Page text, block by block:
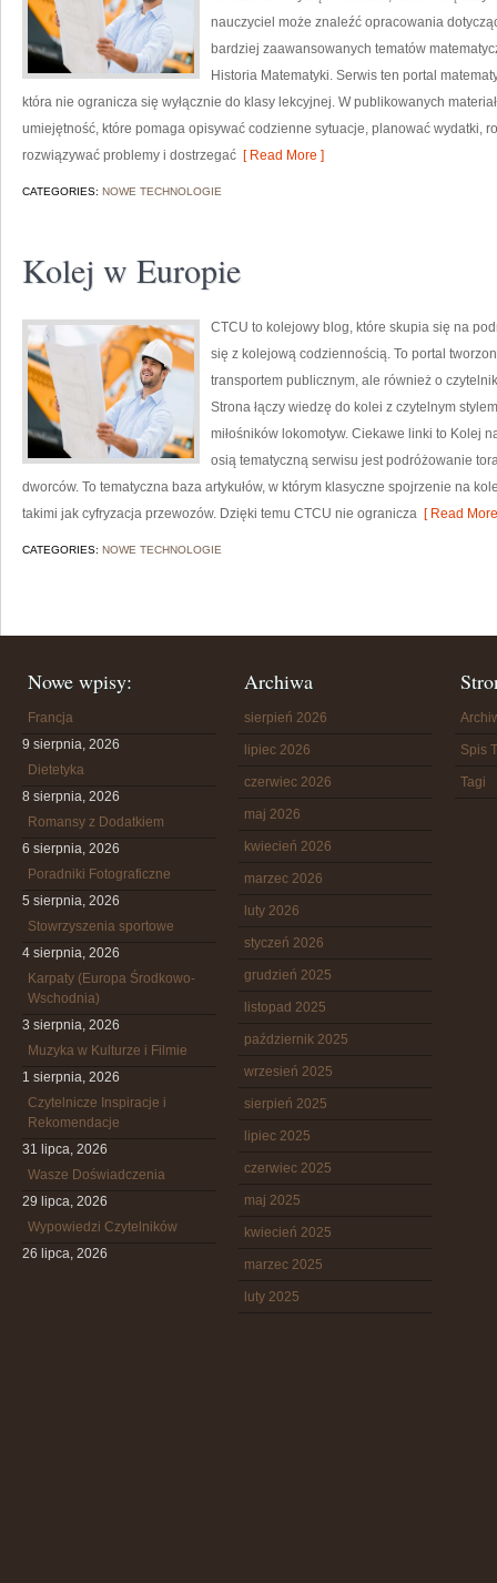
nauczyciel może znaleźć opracowania
bardziej zaawansowanych tematów
Historia Matematyki. Serwis ten portal
która nie ogranicza się wyłącznie do klasy lekcyjnej. W publikowanych
umiejętność, które pomaga opisywać codzienne sytuacje, planować wydatki,
rozwiązywać problemy i dostrzegać [ Read More ]
CATEGORIES: NOWE TECHNOLOGIE
Kolej w Europie
CTCU to kolejowy blog, które skupia się na
się z kolejową codziennością. To portal
transportem publicznym, ale również o
Strona łączy wiedzę do kolei z czytelnym
miłośników lokomotyw. Ciekawe linki to Kolej
osią tematyczną serwisu jest podróżowanie
dworców. To tematyczna baza artykułów, w którym klasyczne spojrzenie na
takimi jak cyfryzacja przewozów. Dzięki temu CTCU nie ogranicza [ Read
CATEGORIES: NOWE TECHNOLOGIE
Nowe wpisy:
Francja
9 sierpnia, 2026
Dietetyka
8 sierpnia, 2026
Romansy z Dodatkiem
6 sierpnia, 2026
Poradniki Fotograficzne
5 sierpnia, 2026
Stowrzyszenia sportowe
4 sierpnia, 2026
Karpaty (Europa Środkowo-
Wschodnia)
3 sierpnia, 2026
Muzyka w Kulturze i Filmie
1 sierpnia, 2026
Czytelnicze Inspiracje i
Rekomendacje
31 lipca, 2026
Wasze Doświadczenia
29 lipca, 2026
Wypowiedzi Czytelników
26 lipca, 2026
Archiwa
sierpień 2026
lipiec 2026
czerwiec 2026
maj 2026
kwiecień 2026
marzec 2026
luty 2026
styczeń 2026
grudzień 2025
listopad 2025
październik 2025
wrzesień 2025
sierpień 2025
lipiec 2025
czerwiec 2025
maj 2025
kwiecień 2025
marzec 2025
luty 2025
Spis
Tagi